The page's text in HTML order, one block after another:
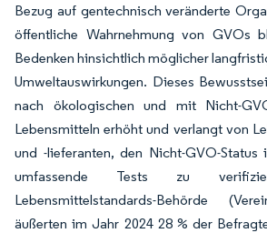
Bezug auf gentechnisch veränderte
öffentliche Wahrnehmung von GVOs
Bedenken hinsichtlich möglicher
Umweltauswirkungen. Dieses
nach ökologischen und mit Nicht-
Lebensmitteln erhöht und verlangt von
und -lieferanten, den Nicht-GVO-Status
umfassende Tests zu
Lebensmittelstandards-Behörde
äußerten im Jahr 2024 28 % der